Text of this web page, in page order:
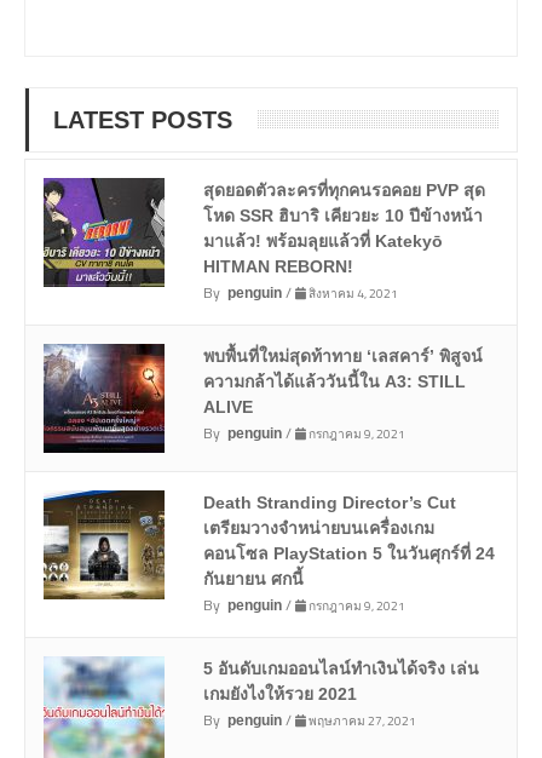
LATEST POSTS
สุดยอดตัวละครที่ทุกคนรอคอย PVP สุด
โหด SSR ฮิบาริ เคียวยะ 10 ปีข้างหน้า
มาแล้ว! พร้อมลุยแล้วที่ Katekyō
HITMAN REBORN!
By penguin/ สิงหาคม 4, 2021
พบพื้นที่ใหม่สุดท้าทาย ‘เลสคาร์’ พิสูจน์
ความกล้าได้แล้ววันนี้ใน A3: STILL
ALIVE
By penguin/ กรกฎาคม 9, 2021
Death Stranding Director’s Cut
เตรียมวางจำหน่ายบนเครื่องเกม
คอนโซล PlayStation 5 ในวันศุกร์ที่ 24
กันยายน ศกนี้
By penguin/ กรกฎาคม 9, 2021
5 อันดับเกมออนไลน์ทำเงินได้จริง เล่น
เกมยังไงให้รวย 2021
By penguin/ พฤษภาคม 27, 2021